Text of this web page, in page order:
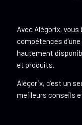
Avec Alégorix,
compétences
hautement
et produits.
Alégorix, c’est un
meilleurs conseils